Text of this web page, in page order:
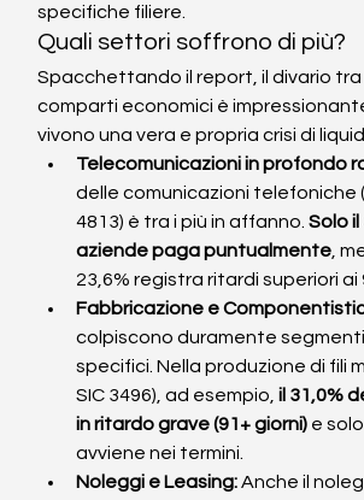
specifiche filiere.
Quali settori soffrono di più?
Spacchettando il report, il divario tra
comparti economici è
vivono una vera e propria crisi di
Telecomunicazioni in profondo
delle comunicazioni telefoniche
4813) è tra i più in affanno. Solo
aziende paga puntualmente ,
23,6% registra ritardi superiori ai
Fabbricazione e
colpiscono duramente
specifici. Nella produzione di fili
SIC 3496), ad esempio, il 31,0%
in ritardo grave (91+ giorni) e
avviene nei termini.
Noleggi e Leasing: Anche il